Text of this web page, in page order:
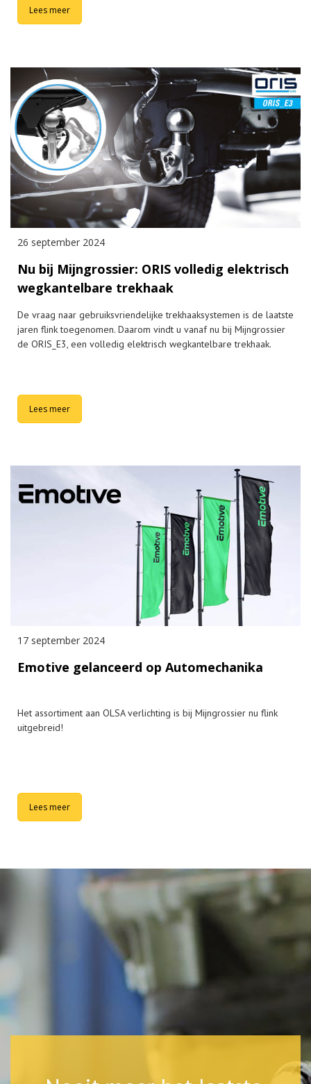
Lees meer
26 september 2024
Nu bij Mijngrossier: ORIS volledig elektrisch
wegkantelbare trekhaak
De vraag naar gebruiksvriendelijke trekhaaksystemen is de laatste
jaren flink toegenomen. Daarom vindt u vanaf nu bij Mijngrossier
de ORIS_E3, een volledig elektrisch wegkantelbare trekhaak.
Lees meer
17 september 2024
Emotive gelanceerd op Automechanika
Het assortiment aan OLSA verlichting is bij Mijngrossier nu flink
uitgebreid!
Lees meer